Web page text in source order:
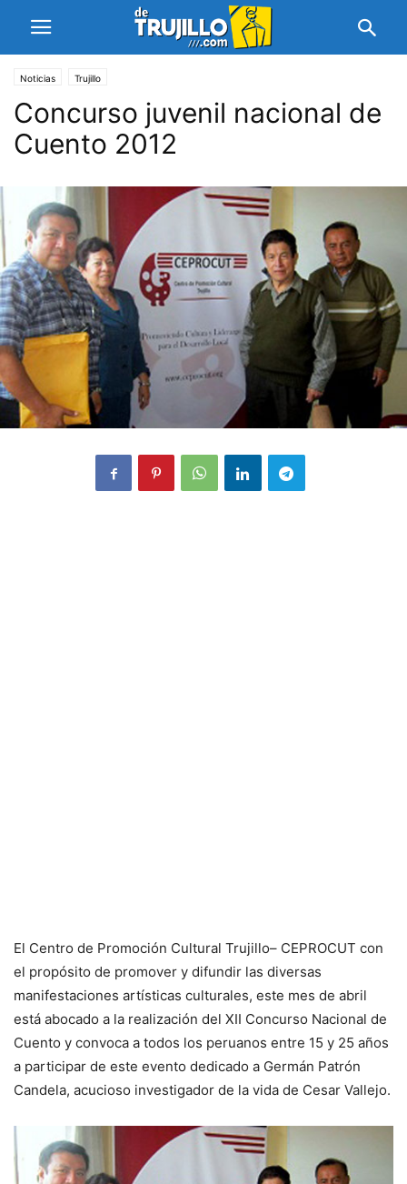
Noticias Trujillo
Concurso juvenil nacional de
Cuento 2012
El Centro de Promoción Cultural Trujillo– CEPROCUT con
el propósito de promover y difundir las diversas
manifestaciones artísticas culturales, este mes de abril
está abocado a la realización del XII Concurso Nacional de
Cuento y convoca a todos los peruanos entre 15 y 25 años
a participar de este evento dedicado a Germán Patrón
Candela, acucioso investigador de la vida de Cesar Vallejo.